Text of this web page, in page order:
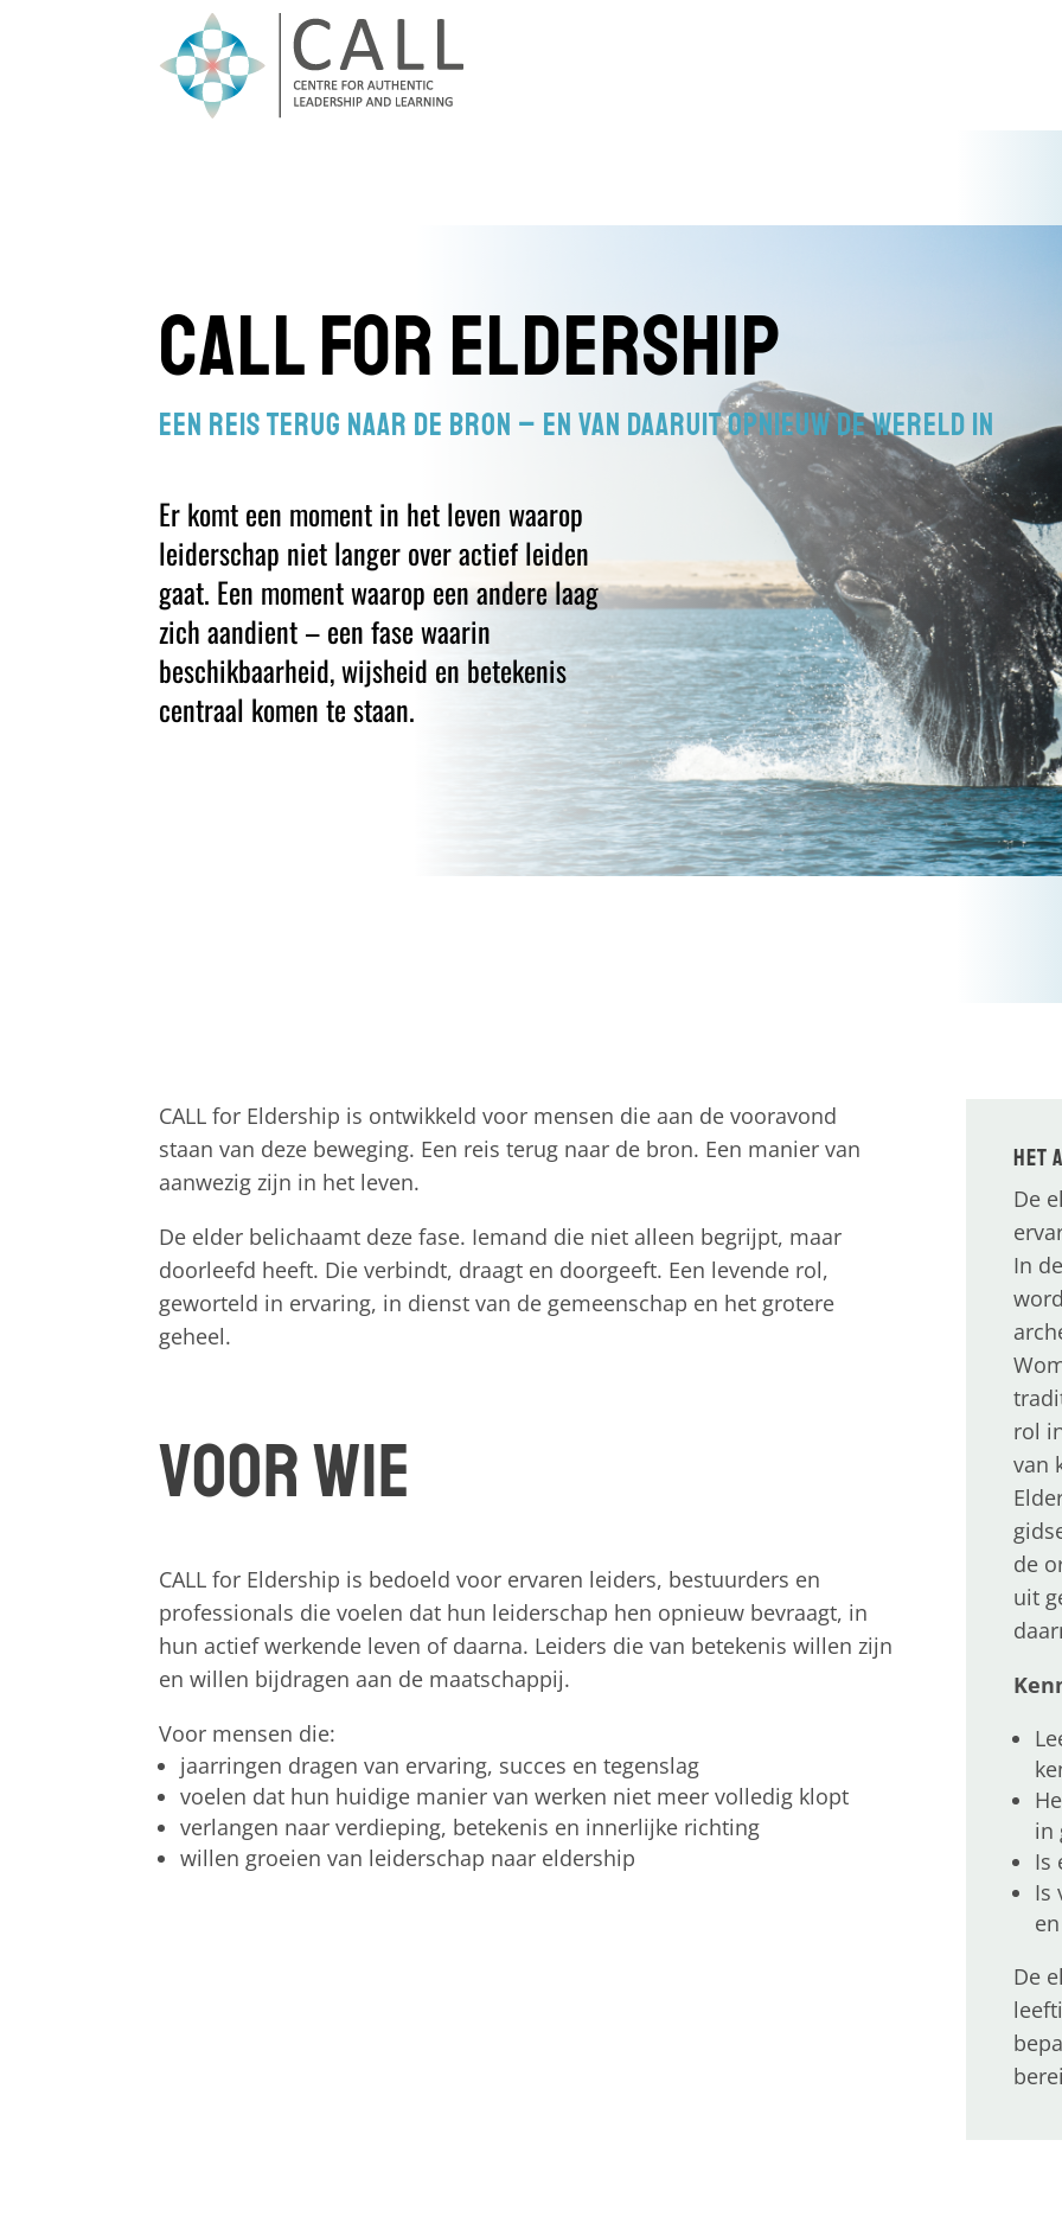
CALL for Eldership
Een reis terug naar de bron – en van daaruit opnieuw de wereld in
Er komt een moment in het leven waarop
leiderschap niet langer over actief leiden
gaat. Een moment waarop een andere laag
zich aandient – een fase waarin
beschikbaarheid, wijsheid en betekenis
centraal komen te staan.
CALL for Eldership is ontwikkeld voor mensen die aan de vooravond
staan van deze beweging. Een reis terug naar de bron. Een manier van
aanwezig zijn in het leven.
De elder belichaamt deze fase. Iemand die niet alleen begrijpt, maar
doorleefd heeft. Die verbindt, draagt en doorgeeft. Een levende rol,
geworteld in ervaring, in dienst van de gemeenschap en het grotere
geheel.
Voor wie
CALL for Eldership is bedoeld voor ervaren leiders, bestuurders en
professionals die voelen dat hun leiderschap hen opnieuw bevraagt, in
hun actief werkende leven of daarna. Leiders die van betekenis willen zijn
en willen bijdragen aan de maatschappij.
Voor mensen die:
jaarringen dragen van ervaring, succes en tegenslag
voelen dat hun huidige manier van werken niet meer volledig klopt
verlangen naar verdieping, betekenis en innerlijke richting
willen groeien van leiderschap naar eldership
Het
De
In
rol
van
de
uit
in
Is
Is
De